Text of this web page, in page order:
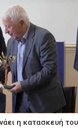
η κατασκευή του